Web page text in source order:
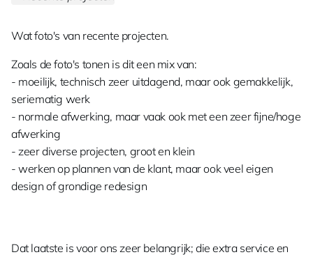
Wat foto's van recente projecten.
Zoals de foto's tonen is dit een mix van:
- moeilijk, technisch zeer uitdagend, maar ook gemakkelijk,
seriematig werk
- normale afwerking, maar vaak ook met een zeer fijne/hoge
afwerking
- zeer diverse projecten, groot en klein
- werken op plannen van de klant, maar ook veel eigen
design of grondige redesign
Dat laatste is voor ons zeer belangrijk; die extra service en